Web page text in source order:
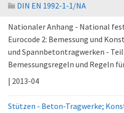
DIN EN 1992-1-1/NA
Nationaler Anhang - National
Eurocode 2: Bemessung und
und Spannbetontragwerken -
Bemessungsregeln und Regeln
| 2013-04
Stützen - Beton-Tragwerke;